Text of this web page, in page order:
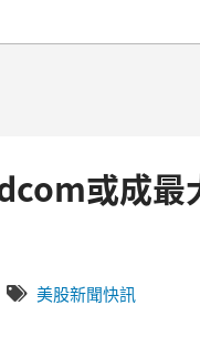
或成最
美股新聞快訊